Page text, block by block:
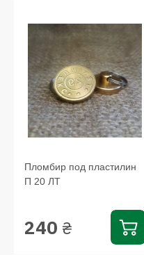
Пломбир под пластилин
П 20 ЛТ
240 ₴